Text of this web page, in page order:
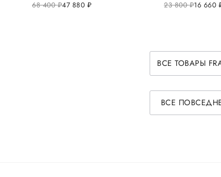
68 400руб.47 880 руб. 23 800руб.16 660
ВСЕ ТОВАРЫ
ВСЕ